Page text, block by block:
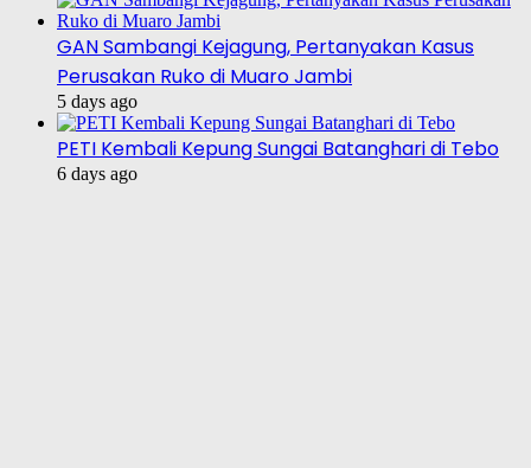
GAN Sambangi Kejagung, Pertanyakan Kasus
Perusakan Ruko di Muaro Jambi
5 days ago
PETI Kembali Kepung Sungai Batanghari di Tebo
6 days ago